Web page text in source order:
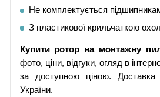
Не комплектується
З пластикової крильчаткою
Купити ротор на монтажну
фото, ціни, відгуки, огляд в
за доступною ціною. Доставка
України.